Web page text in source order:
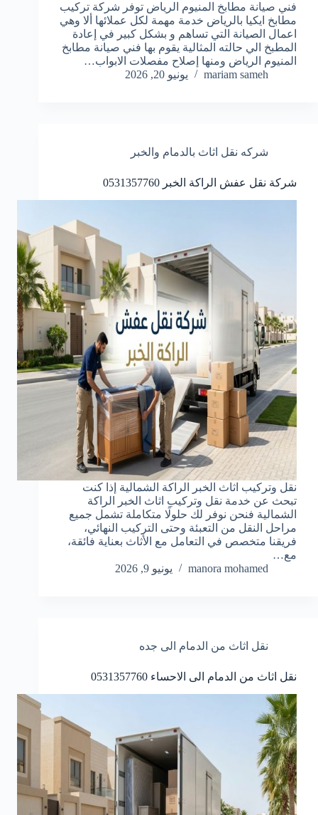
فني صيانة مطابخ المنيوم الرياض توفر شركة تركيب
مطابخ ايكيا بالرياض خدمة مهمة لكل عملائها ألا وهي
اعمال الصيانة التي تساهم و بشكل كبير في إعادة
المطبخ الي حالته المثالية يقوم بها فني صيانة مطابخ
المنيوم الرياض ومنها إصلاح مفصلات الابواب…
mariam sameh
يونيو 20, 2026
شركه نقل اثاث بالدمام والخبر
شركة نقل عفش الراكة الخبر 0531357760
نقل وتركيب اثاث الخبر الراكة الشمالية إذا كنت
تبحث عن خدمة نقل وتركيب اثاث الخبر الراكة
الشمالية فنحن نوفر لك حلولًا متكاملة تشمل جميع
مراحل النقل من التعبئة وحتى التركيب النهائي،
فريقنا متخصص في التعامل مع الأثاث بعناية فائقة،
مع…
manora mohamed
يونيو 9, 2026
نقل اثاث من الدمام الى جده
نقل اثاث من الدمام الى الاحساء 0531357760